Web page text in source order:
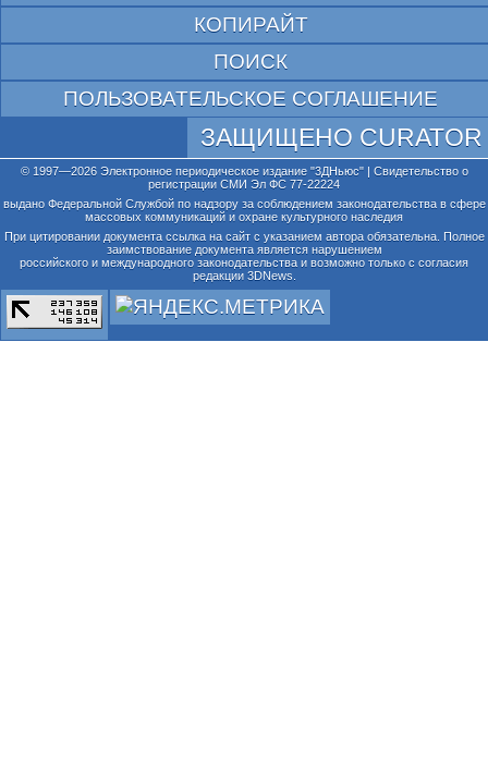
КОПИРАЙТ
ПОИСК
ПОЛЬЗОВАТЕЛЬСКОЕ СОГЛАШЕНИЕ
ЗАЩИЩЕНО CURATOR
© 1997—2026 Электронное периодическое издание "3ДНьюс" | Свидетельство о
регистрации СМИ Эл ФС 77-22224
выдано Федеральной Службой по надзору за соблюдением законодательства в сфере
массовых коммуникаций и охране культурного наследия
При цитировании документа ссылка на сайт с указанием автора обязательна. Полное
заимствование документа является нарушением
российского и международного законодательства и возможно только с согласия
редакции 3DNews.